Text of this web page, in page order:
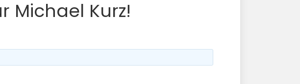
Michael Kurz!